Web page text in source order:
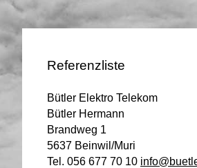
Referenzliste
Bütler Elektro Telekom
Bütler Hermann
Brandweg 1
5637 Beinwil/Muri
Tel. 056 677 70 10